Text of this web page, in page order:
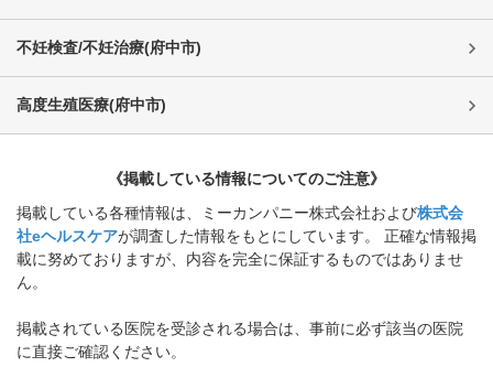
不妊検査/不妊治療(府中市)
高度生殖医療(府中市)
《掲載している情報についてのご注意》
掲載している各種情報は、ミーカンパニー株式会社および株式会
社eヘルスケアが調査した情報をもとにしています。 正確な情報掲
載に努めておりますが、内容を完全に保証するものではありませ
ん。
掲載されている医院を受診される場合は、事前に必ず該当の医院
に直接ご確認ください。